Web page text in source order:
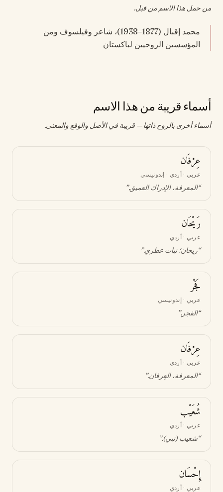
من حمل هذا الاسم من قبل.
محمد إقبال (1877–1938)، شاعر وفيلسوف ومن
المؤسسين الروحيين لباكستان
أسماء قريبة من هذا الاسم
أسماء أخرى بالروح ذاتها — قريبة في الأصل والوقع والمعنى.
عِرْفَان
عربي · أردي · إندونيسي
“المعرفة، الإدراك العميق.”
رَيْحَان
عربي · أردي
“ريحان؛ نبات عطري.”
فَجْر
عربي · إندونيسي
“الفجر.”
عِرْفَان
عربي · أردي
“المعرفة، العِرفان.”
شُعَيْب
عربي · أردي
“شعيب (نبي).”
إِحْسَان
عربي · أردي